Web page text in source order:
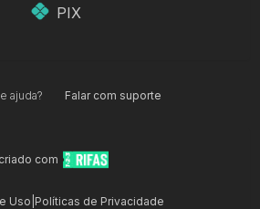
PIX
ajuda? Falar com suporte
criado com
Uso Políticas de Privacidade